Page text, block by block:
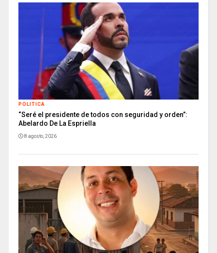
POLITICA
“Seré el presidente de todos con seguridad y orden”:
Abelardo De La Espriella
8 agosto, 2026